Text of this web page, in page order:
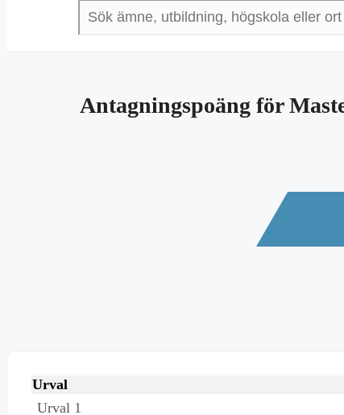
Antagningspoäng för
Urval
Urval 1